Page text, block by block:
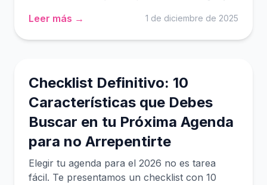
Leer más →
1 de diciembre de 2025
Checklist Definitivo: 10
Características que Debes
Buscar en tu Próxima Agenda
para no Arrepentirte
Elegir tu agenda para el 2026 no es tarea
fácil. Te presentamos un checklist con 10